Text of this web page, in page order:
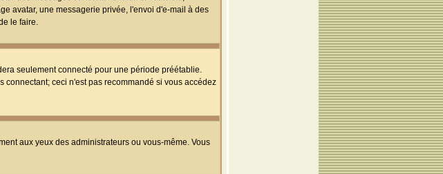
avatar, une messagerie privée, l'envoi d'e-mail à des
le faire.
seulement connecté pour une période préétablie.
ceci n'est pas recommandé si vous accédez
aux yeux des administrateurs ou vous-même. Vous